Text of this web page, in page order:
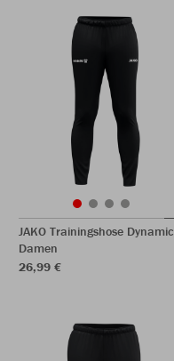
JAKO Trainingshose Dynamic
Damen
26,99 €